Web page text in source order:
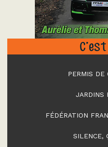
PERMIS DE
JARDINS
FÉDÉRATION
SILENCE,